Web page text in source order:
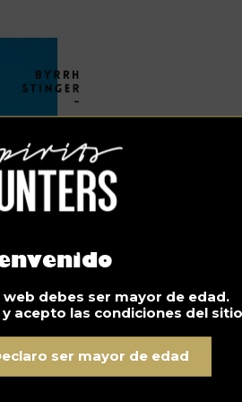
debes ser mayor de edad.
acepto las condiciones del
ser mayor de edad